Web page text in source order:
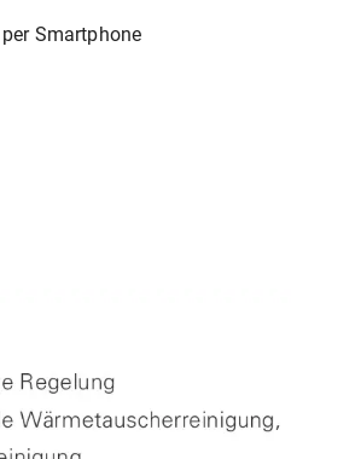
Smartphone